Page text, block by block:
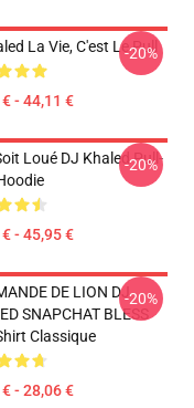
La Vie, C'est Le Pull
- 44,11 €
-20%
Loué DJ Khaled Pull-
- 45,95 €
-20%
DE LION DJ
SNAPCHAT BLESS
Classique
- 28,06 €
-20%